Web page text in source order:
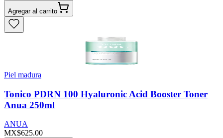
Agregar al carrito
Piel madura
Tonico PDRN 100 Hyaluronic Acid Booster Toner
Anua 250ml
ANUA
MX$625.00